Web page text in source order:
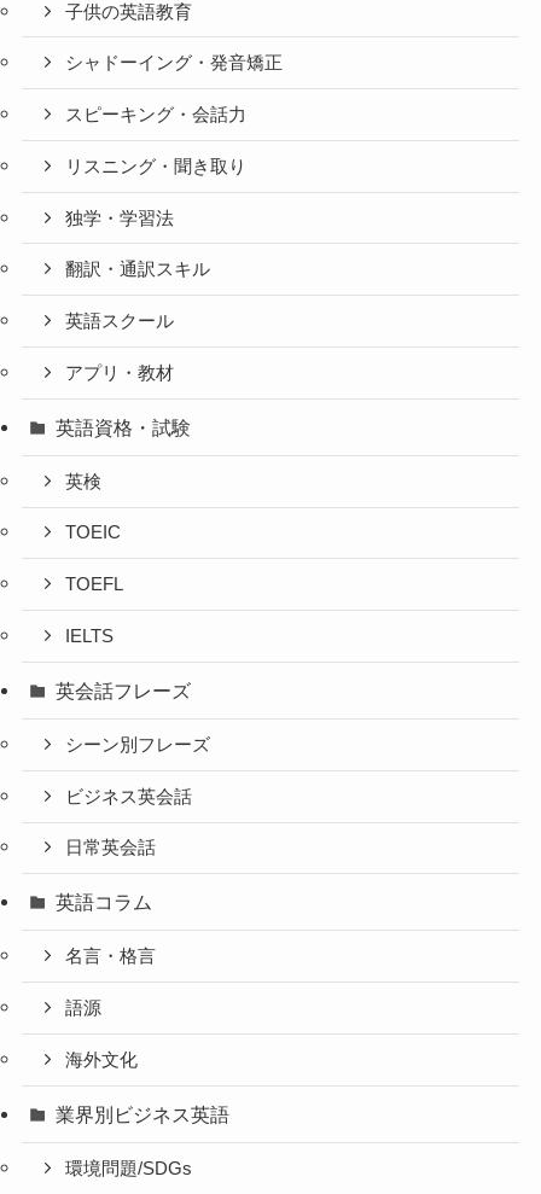
子供の英語教育
シャドーイング・発音矯正
スピーキング・会話力
リスニング・聞き取り
独学・学習法
翻訳・通訳スキル
英語スクール
アプリ・教材
英語資格・試験
英検
TOEIC
TOEFL
IELTS
英会話フレーズ
シーン別フレーズ
ビジネス英会話
日常英会話
英語コラム
名言・格言
語源
海外文化
業界別ビジネス英語
環境問題/SDGs